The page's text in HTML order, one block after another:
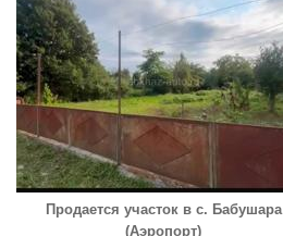
Продается участок в с. Бабушара
(Аэропорт)